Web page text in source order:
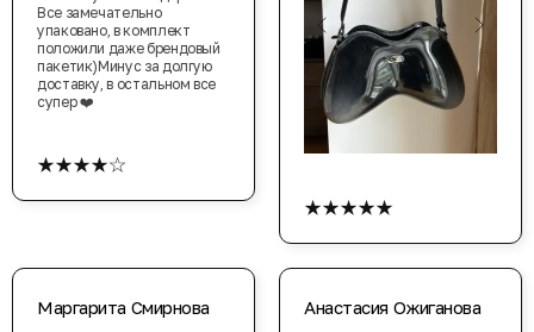
Все замечательно
упаковано, в комплект
положили даже брендовый
пакетик)Минус за долгую
доставку, в остальном все
супер ❤️
★★★★☆
★★★★★
Маргарита Смирнова Анастасия Ожиганова